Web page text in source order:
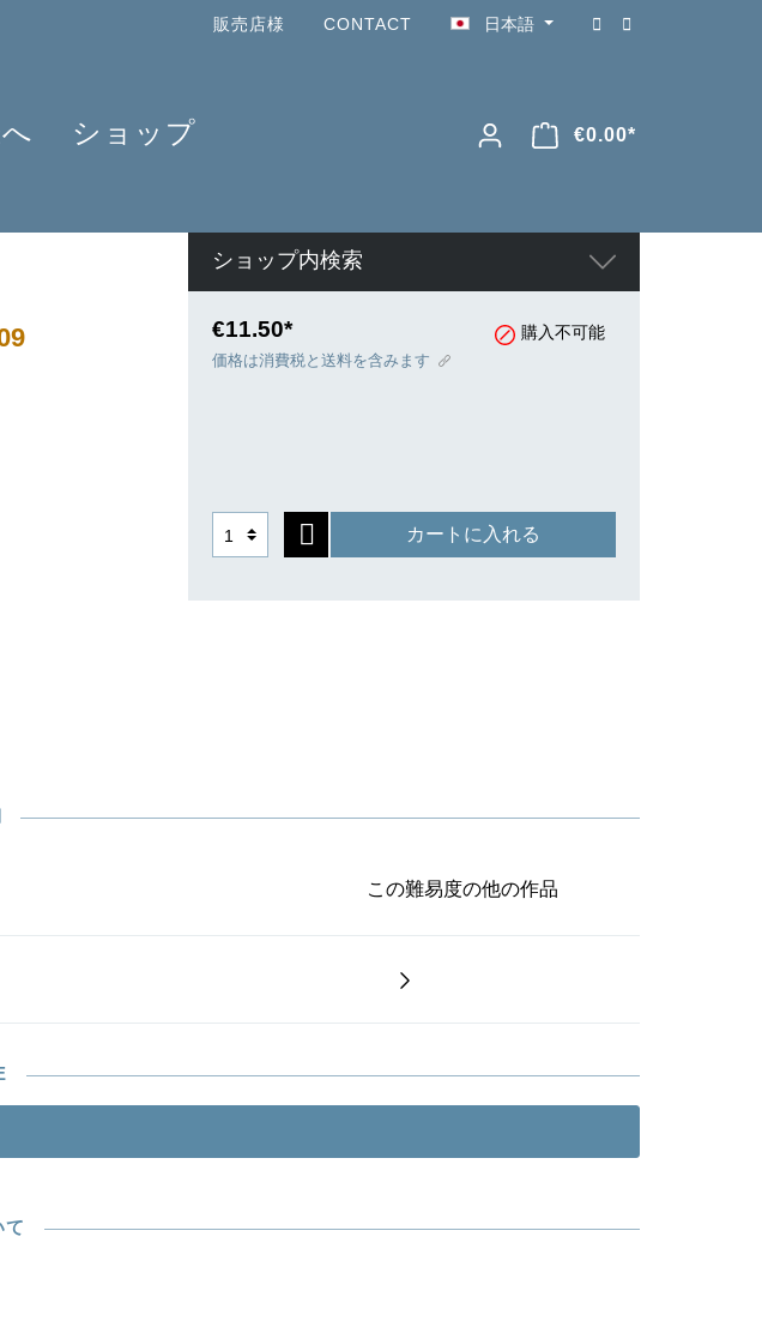
販売店様 CONTACT 日本語
ショップ €0.00*
ショップ内検索
€11.50* 購入不可能
価格は消費税と送料を含みます
カートに入れる
この難易度の他の作品
て